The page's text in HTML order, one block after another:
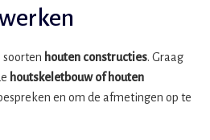
houten constructies. Graag
houtskeletbouw of houten
en om de afmetingen op te